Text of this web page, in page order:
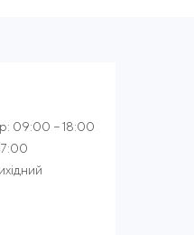
всій
для
09:00 − 18:00